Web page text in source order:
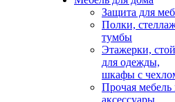
Защита для
Полки,
тумбы
Этажерки,
для одежды,
шкафы с
Прочая мебель
аксессуары